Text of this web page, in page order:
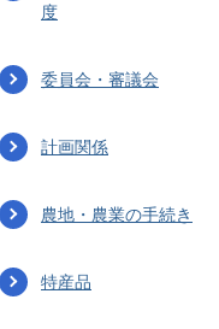
度
委員会・審議会
計画関係
農地・農業の手続き
特産品